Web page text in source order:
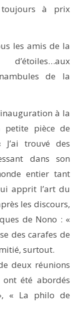
toujours à prix
les amis de la
de la
à la
petite pièce de
trouvé des
dans son
entier tant
apprit l’art du
les discours,
de Nono : «
des carafes de
surtout.
deux réunions
été abordés
« La philo de